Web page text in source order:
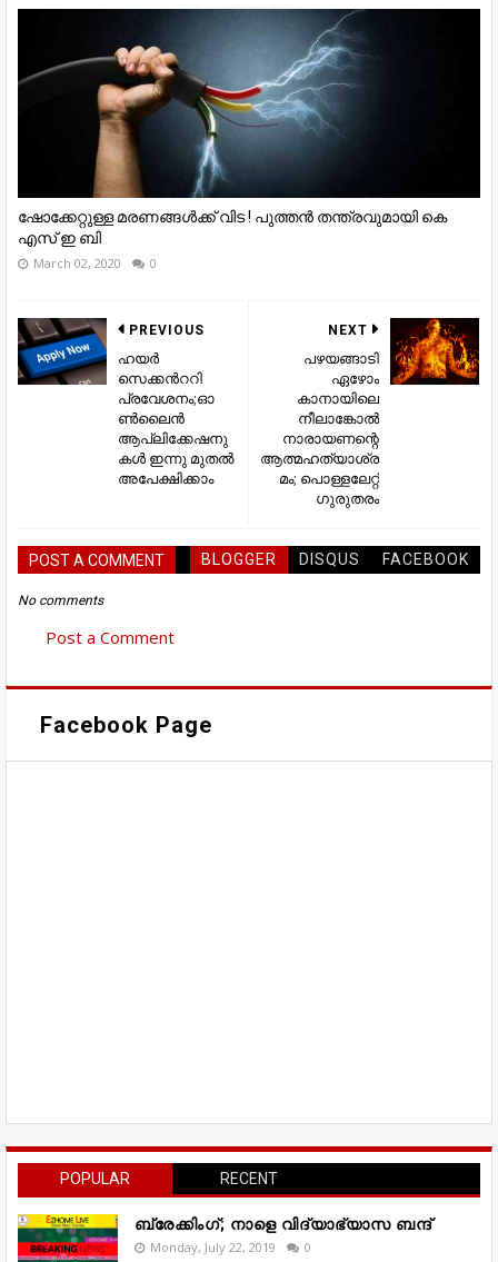
ഷോക്കേറ്റുള്ള മരണങ്ങള്‍ക്ക് വിട ! പുത്തന്‍ തന്ത്രവുമായി കെ
എസ് ഇ ബി
March 02, 2020 0
NEXT
പഴയങ്ങാടി
ഏഴോം
കാനായിലെ
നീലാങ്കോല്‍
നാരായണന്റെ
ആത്മഹത്യാശ്ര
മം; പൊള്ളലേറ്റ്
ഗുരുതരം
PREVIOUS
ഹയര്‍
സെക്കന്‍ററി
പ്രവേശനം;ഓ
ണ്‍ലൈന്‍
ആപ്ലിക്കേഷനു
കള്‍ ഇന്നു മുതല്‍
അപേക്ഷിക്കാം
POST A COMMENT BLOGGER DISQUS FACEBOOK
No comments
Post a Comment
Facebook Page
POPULAR RECENT
ബ്രേക്കിംഗ്; നാളെ വിദ്യാഭ്യാസ ബന്ദ്
Monday, July 22, 2019 0